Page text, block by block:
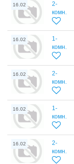
16.02
2-
комн.
16.02
1-
комн.
16.02
2-
комн.
16.02
1-
комн.
16.02
2-
комн.